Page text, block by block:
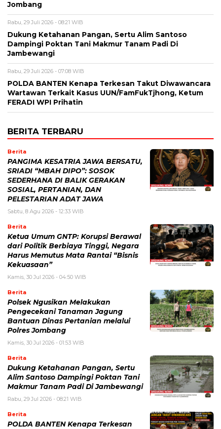
Jombang
Rabu, 29 Juli 2026 - 08:21 WIB
Dukung Ketahanan Pangan, Sertu Alim Santoso
Dampingi Poktan Tani Makmur Tanam Padi Di
Jambewangi
Rabu, 29 Juli 2026 - 07:08 WIB
POLDA BANTEN Kenapa Terkesan Takut Diwawancara
Wartawan Terkait Kasus UUN/FamFukTjhong, Ketum
FERADI WPI Prihatin
BERITA TERBARU
Berita
PANGIMA KESATRIA JAWA BERSATU,
SRIADI “MBAH DIPO”: SOSOK
SEDERHANA DI BALIK GERAKAN
SOSIAL, PERTANIAN, DAN
PELESTARIAN ADAT JAWA
Sabtu, 8 Agu 2026 - 12:33 WIB
Berita
Ketua Umum GNTP: Korupsi Berawal
dari Politik Berbiaya Tinggi, Negara
Harus Memutus Mata Rantai “Bisnis
Kekuasaan”
Kamis, 30 Jul 2026 - 04:50 WIB
Berita
Polsek Ngusikan Melakukan
Pengecekani Tanaman Jagung
Bantuan Dinas Pertanian melalui
Polres Jombang
Kamis, 30 Jul 2026 - 01:53 WIB
Berita
Dukung Ketahanan Pangan, Sertu
Alim Santoso Dampingi Poktan Tani
Makmur Tanam Padi Di Jambewangi
Rabu, 29 Jul 2026 - 08:21 WIB
Berita
POLDA BANTEN Kenapa Terkesan